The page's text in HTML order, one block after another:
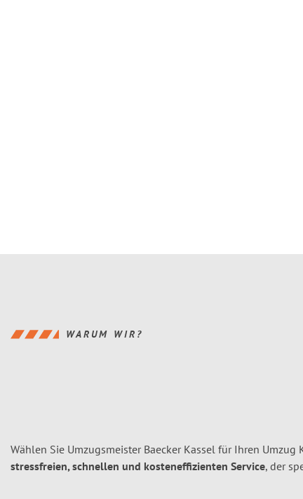
WARUM WIR?
Wählen Sie Umzugsmeister Baecker Kassel für Ihren
stressfreien, schnellen und kosteneffizienten Service, der